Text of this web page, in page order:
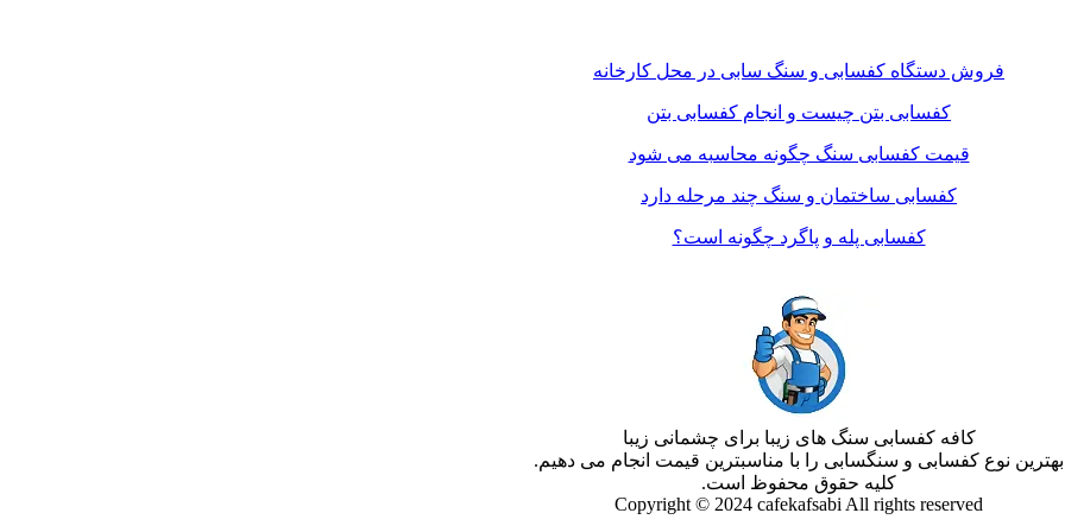
فروش دستگاه کفسابی و سنگ سابی در محل کارخانه
کفسابی بتن چیست و انجام کفسابی بتن
قیمت کفسابی سنگ چگونه محاسبه می شود
کفسابی ساختمان و سنگ چند مرحله دارد
کفسابی پله و پاگرد چگونه است؟
کافه کفسابی سنگ های زیبا برای چشمانی زیبا
بهترین نوع کفسابی و سنگسابی را با مناسبترین قیمت انجام می دهیم.
کلیه حقوق محفوظ است.
Copyright © 2024 cafekafsabi All rights reserved